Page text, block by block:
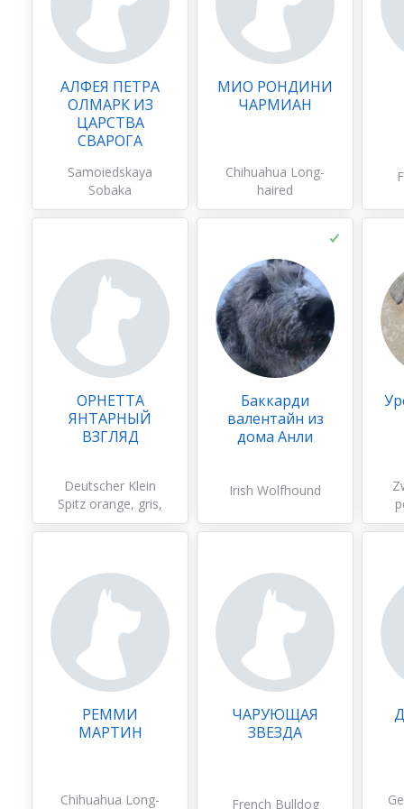
АЛФЕЯ ПЕТРА
ОЛМАРК ИЗ
ЦАРСТВА
СВАРОГА
Samoiedskaya
Sobaka
МИО РОНДИНИ
ЧАРМИАН
Chihuahua Long-
haired
ОРНЕТТА
ЯНТАРНЫЙ
ВЗГЛЯД
Deutscher Klein
Spitz orange, gris,
autre
Баккарди
валентайн из
дома Анли
Irish Wolfhound
РЕММИ
МАРТИН
Chihuahua Long-
ЧАРУЮЩАЯ
ЗВЕЗДА
French Bulldog